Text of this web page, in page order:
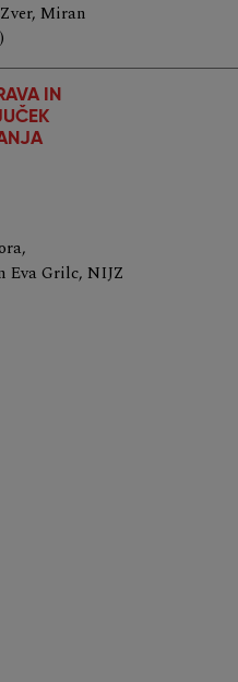
Miran
IN
Eva Grilc, NIJZ